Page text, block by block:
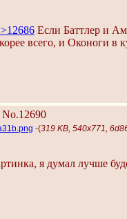
Если Баттлер и
всего, и Оконоги в
No.12690
-(319 KB, 540x771,
я думал лучше